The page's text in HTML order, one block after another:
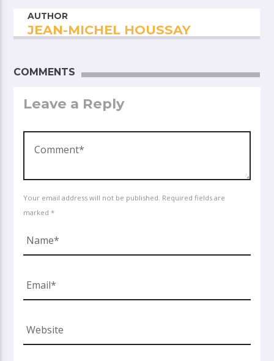
AUTHOR
JEAN-MICHEL HOUSSAY
COMMENTS
Leave a Reply
Your email address will not be published. Required fields are
marked *